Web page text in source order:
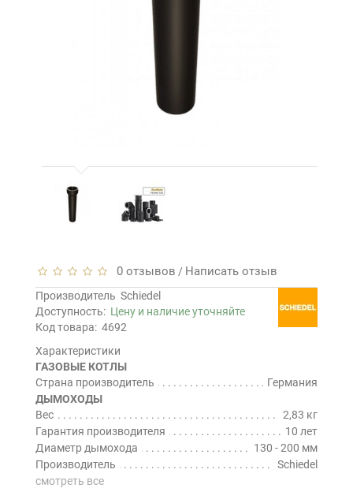
0 отзывов / Написать отзыв
Производитель Schiedel
Доступность: Цену и наличие уточняйте
Код товара: 4692
Характеристики
ГАЗОВЫЕ КОТЛЫ
Страна производитель
Германия
ДЫМОХОДЫ
Вес
2,83 кг
Гарантия производителя
10 лет
Диаметр дымохода
130 - 200 мм
Производитель
Schiedel
смотреть все